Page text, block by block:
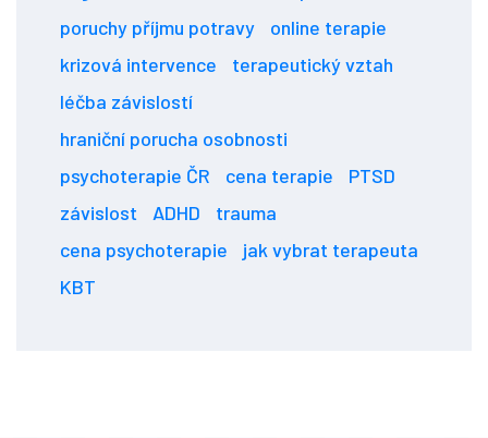
poruchy příjmu potravy
online terapie
krizová intervence
terapeutický vztah
léčba závislostí
hraniční porucha osobnosti
psychoterapie ČR
cena terapie
PTSD
závislost
ADHD
trauma
cena psychoterapie
jak vybrat terapeuta
KBT